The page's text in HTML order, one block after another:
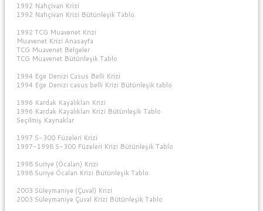
1992 Nahçivan Krizi
1992 Nahçivan Krizi Bütünleşik Tablo
1992 TCG Muavenet Krizi
Muavenet Krizi Anasayfa
TCG Muavenet Belgeler
TCG Muavenet Bütünleşik Tablo
1994 Ege Denizi Casus Belli Krizi
1994 Ege Denizi casus belli Krizi Bütünleşik tablo
1996 Kardak Kayalıkları Krizi
1996 Kardak Kayalıkları Krizi Bütünleşik Tablo
Seçilmiş Kaynaklar
1997 S-300 Füzeleri Krizi
1997-1998 S-300 Füzeleri Krizi Bütünleşik Tablo
1998 Suriye (Öcalan) Krizi
1998 Suriye Öcalan Krizi Bütünleşik Tablo
2003 Süleymaniye (Çuval) Krizi
2003 Süleymaniye Çuval Krizi Bütünleşik Tablo